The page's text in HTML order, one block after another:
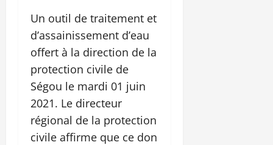
Un outil de traitement et
d’assainissement d’eau
offert à la direction de la
protection civile de
Ségou le mardi 01 juin
2021. Le directeur
régional de la protection
civile affirme que ce don